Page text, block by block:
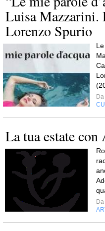
Luisa Mazzarini.
Lorenzo Spurio
Da
La tua estate con
Da